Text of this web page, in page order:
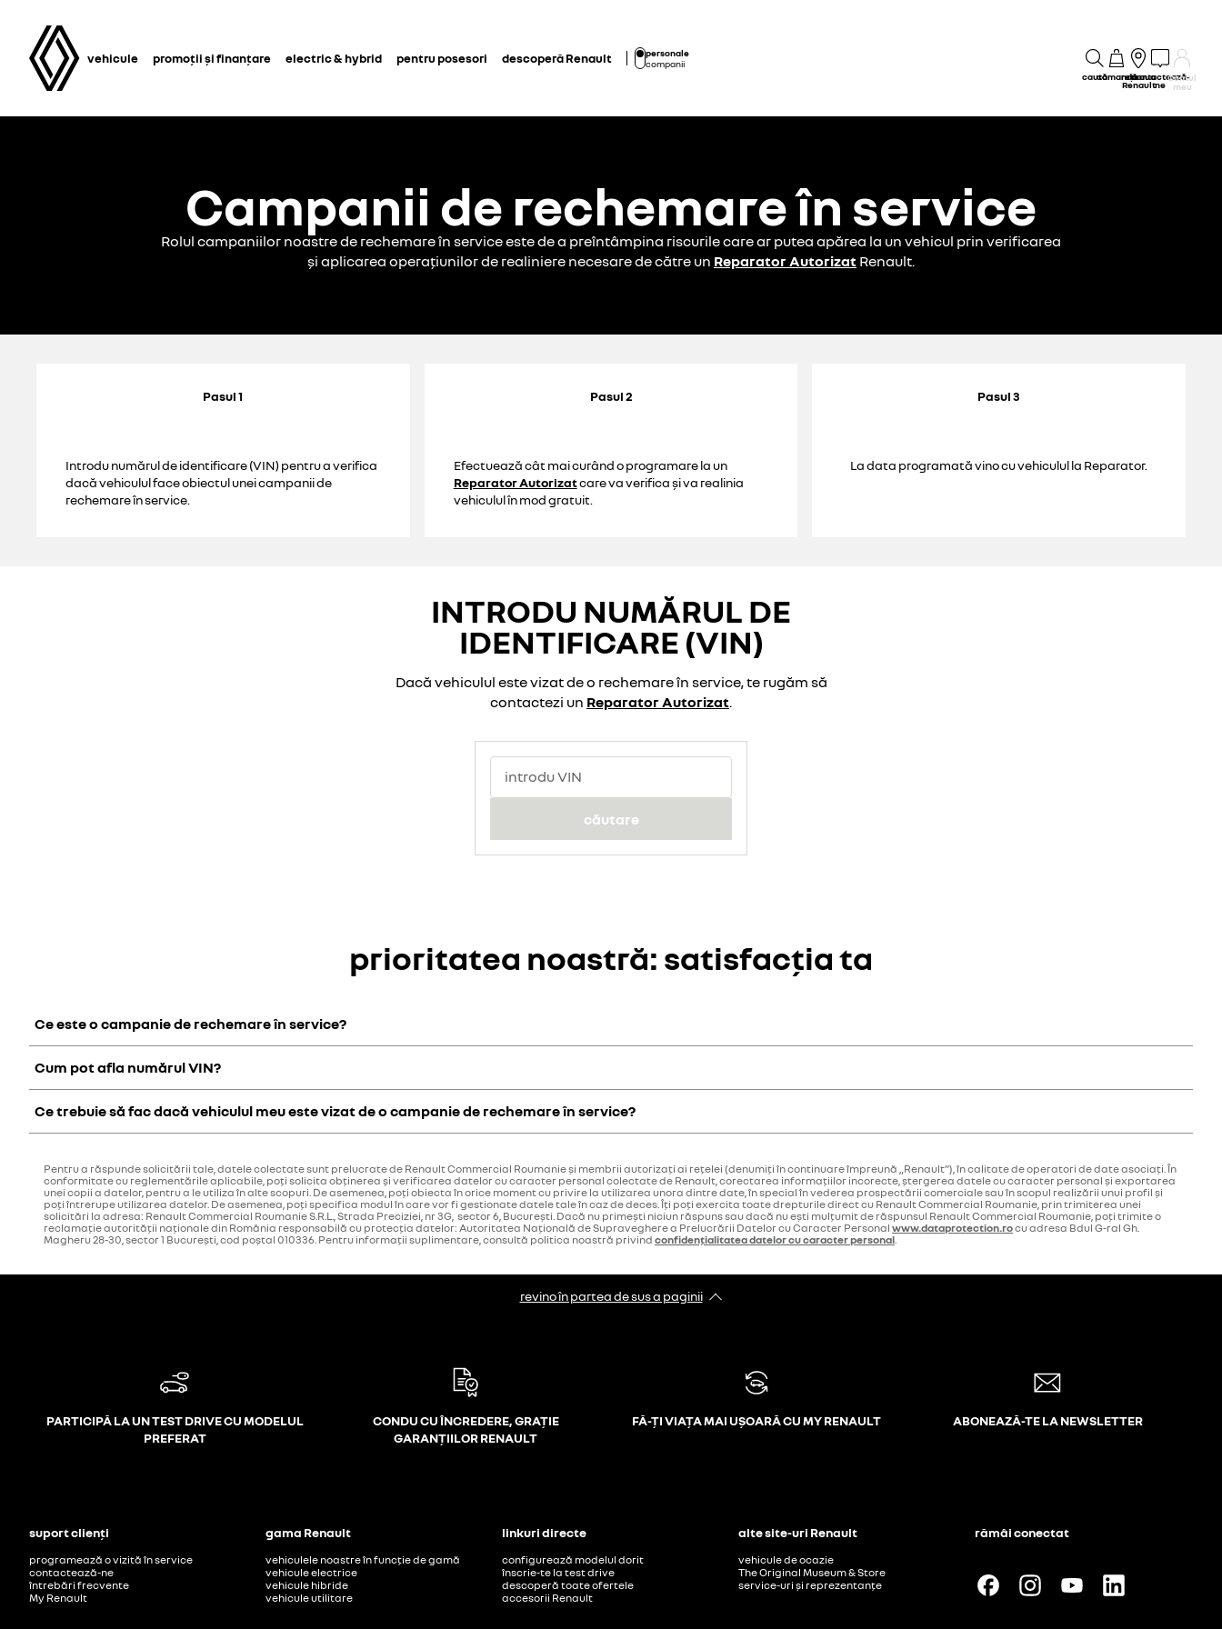
vehicule promoții și finanțare electric & hybrid pentru posesori descoperă Renault
personale
companii
cautăcomandărețeaua
Renault
contactează-
ne
Contul
meu
Campanii de rechemare în service
Rolul campaniilor noastre de rechemare în service este de a preîntâmpina riscurile care ar putea apărea la un vehicul prin verificarea
și aplicarea operațiunilor de realiniere necesare de către un Reparator Autorizat Renault.
Pasul 1
Introdu numărul de identificare (VIN) pentru a verifica
dacă vehiculul face obiectul unei campanii de
rechemare în service.
Pasul 2
Efectuează cât mai curând o programare la un
Reparator Autorizatcare va verifica și va realinia
vehiculul în mod gratuit.
Pasul 3
La data programată vino cu vehiculul la Reparator.
INTRODU NUMĂRUL DE
IDENTIFICARE (VIN)
Dacă vehiculul este vizat de o rechemare în service, te rugăm să
contactezi un Reparator Autorizat.
introdu VIN
căutare
prioritatea noastră: satisfacția ta
Ce este o campanie de rechemare în service?
Dacă Renault identifică un risc care ar putea viza siguranța sau aspectele reglementare, vehiculele afectate sunt invitate în service pentru verificare și realiniere. Operațiunile de verificare și
realiniere sunt efectuate în mod gratuit.
Cum pot afla numărul VIN?
Numărul VIN (numărul de identificare) se regăsește în certificatul de înmatriculare sau în partea inferioară a parbrizului. Acesta conține 17 caractere.
Ce trebuie să fac dacă vehiculul meu este vizat de o campanie de rechemare în service?
Pentru a răspunde solicitării tale, datele colectate sunt prelucrate de Renault Commercial Roumanie și membrii autorizați ai rețelei (denumiți în continuare împreună „Renault”), în calitate de operatori de date asociați. În
conformitate cu reglementările aplicabile, poți solicita obținerea și verificarea datelor cu caracter personal colectate de Renault, corectarea informațiilor incorecte, ștergerea datele cu caracter personal și exportarea
unei copii a datelor, pentru a le utiliza în alte scopuri. De asemenea, poți obiecta în orice moment cu privire la utilizarea unora dintre date, în special în vederea prospectării comerciale sau în scopul realizării unui profil și
poți întrerupe utilizarea datelor. De asemenea, poți specifica modul în care vor fi gestionate datele tale în caz de deces. Îți poți exercita toate drepturile direct cu Renault Commercial Roumanie, prin trimiterea unei
solicitări la adresa: Renault Commercial Roumanie S.R.L., Strada Preciziei, nr 3G, sector 6, București. Dacă nu primești niciun răspuns sau dacă nu ești mulțumit de răspunsul Renault Commercial Roumanie, poți trimite o
reclamație autorității naționale din România responsabilă cu protecția datelor: Autoritatea Națională de Supraveghere a Prelucrării Datelor cu Caracter Personal www.dataprotection.rocu adresa Bdul G-ral Gh.
Magheru 28-30, sector 1 București, cod poștal 010336. Pentru informații suplimentare, consultă politica noastră privind confidențialitatea datelor cu caracter personal.
revino în partea de sus a paginii
PARTICIPĂ LA UN TEST DRIVE CU MODELUL
PREFERAT
CONDU CU ÎNCREDERE, GRAȚIE
GARANȚIILOR RENAULT
FĂ-ȚI VIAȚA MAI UȘOARĂ CU MY RENAULT ABONEAZĂ-TE LA NEWSLETTER
suport clienți
programează o vizită în service
contactează-ne
întrebări frecvente
My Renault
gama Renault
vehiculele noastre în funcție de gamă
vehicule electrice
vehicule hibride
vehicule utilitare
linkuri directe
configurează modelul dorit
înscrie-te la test drive
descoperă toate ofertele
accesorii Renault
alte site-uri Renault
vehicule de ocazie
The Original Museum & Store
service-uri și reprezentanțe
rămâi conectat